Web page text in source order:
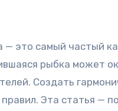
рыбка может
Создать
Эта статья —